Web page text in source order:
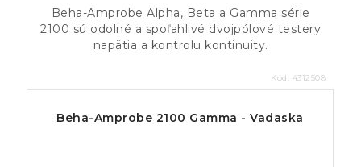
Beha-Amprobe Alpha, Beta a Gamma série
2100 sú odolné a spoľahlivé dvojpólové testery
napätia a kontrolu kontinuity.
Kód: 4312508
Beha-Amprobe 2100 Gamma - Vadaska